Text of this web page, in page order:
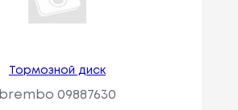
Тормозной диск
brembo 09887630